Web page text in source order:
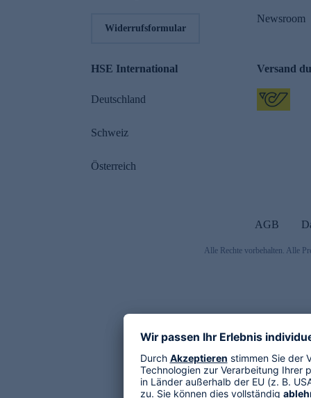
Widerrufsformular
Newsroom
HSE International
Deutschland
Schweiz
Österreich
Versand
AGB
Alle Rechte vorbehalten. Alle